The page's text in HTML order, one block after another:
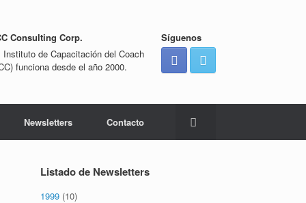
Consulting Corp.
Instituto de Capacitación del Coach
funciona desde el año 2000.
Síguenos
Newsletters Contacto
Listado de Newsletters
1999 (10)